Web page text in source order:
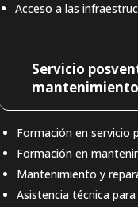
Acceso a las
Servicio
mantenimiento
Formación en servicio
Formación en
Mantenimiento y
Asistencia técnica